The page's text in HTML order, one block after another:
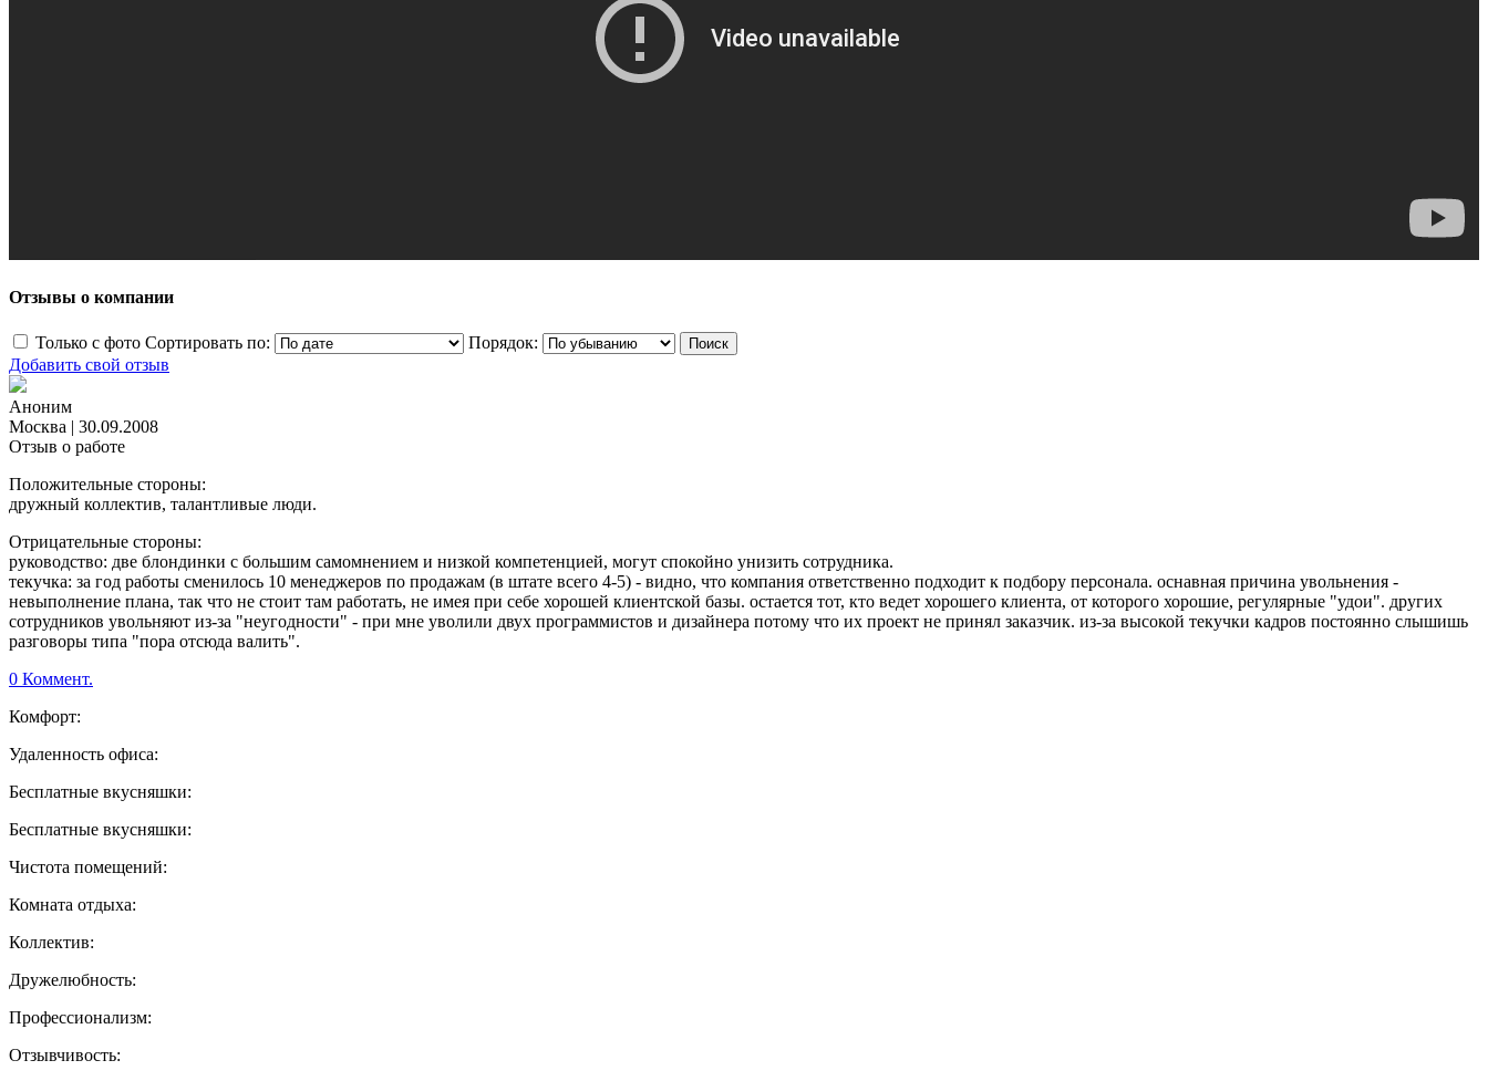
Отзывы о компании
Только с фото Сортировать по:
Порядок:
Добавить свой отзыв
Аноним
Москва | 30.09.2008
Отзыв о работе
Положительные стороны:
дружный коллектив, талантливые люди.
Отрицательные стороны:
руководство: две блондинки с большим самомнением и низкой компетенцией, могут спокойно унизить сотрудника.
текучка: за год работы сменилось 10 менеджеров по продажам (в штате всего 4-5) - видно, что компания ответственно подходит к подбору персонала. оснавная причина увольнения -
невыполнение плана, так что не стоит там работать, не имея при себе хорошей клиентской базы. остается тот, кто ведет хорошего клиента, от которого хорошие, регулярные "удои". других
сотрудников увольняют из-за "неугодности" - при мне уволили двух программистов и дизайнера потому что их проект не принял заказчик. из-за высокой текучки кадров постоянно слышишь
разговоры типа "пора отсюда валить".
0 Коммент.
Комфорт:
Удаленность офиса:
Бесплатные вкусняшки:
Бесплатные вкусняшки:
Чистота помещений:
Комната отдыха:
Коллектив:
Дружелюбность:
Профессионализм:
Отзывчивость: